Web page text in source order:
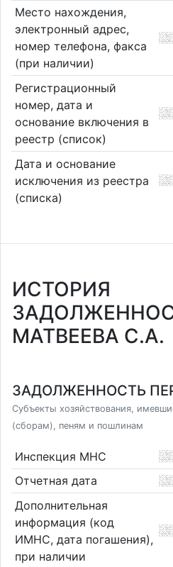
Место нахождения,
электронный адрес,
номер телефона, факса
(при наличии)
Регистрационный
номер, дата и
основание включения в
реестр (список)
Дата и основание
исключения из реестра
(списка)
ИСТОРИЯ
МАТВЕЕВА С.А.
ЗАДОЛЖЕННОСТЬ
Субъекты хозяйствования,
(сборам), пеням и пошлинам
Инспекция МНС
Отчетная дата
Дополнительная
информация (код
ИМНС, дата погашения),
при наличии